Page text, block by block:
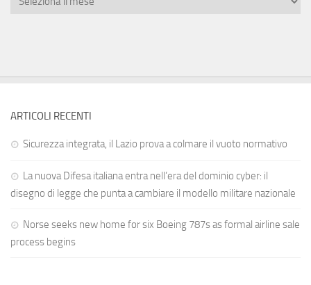
ARTICOLI RECENTI
Sicurezza integrata, il Lazio prova a colmare il vuoto normativo
La nuova Difesa italiana entra nell’era del dominio cyber: il
disegno di legge che punta a cambiare il modello militare nazionale
Norse seeks new home for six Boeing 787s as formal airline sale
process begins